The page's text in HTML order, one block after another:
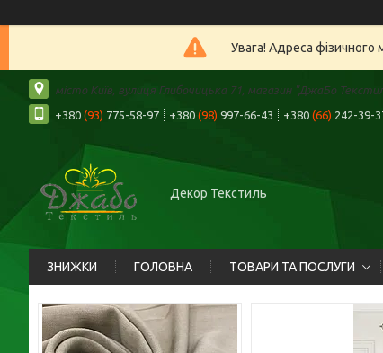
Увага! Адреса
місто Київ, вулиця Глибочицька 71, магазин "ДжаБо
+380 (93) 775-58-97 +380 (98) 997-66-43 +380 (66) 242-39-
Декор Текстиль
ЗНИЖКИ ГОЛОВНА ТОВАРИ ТА ПОСЛУГИ